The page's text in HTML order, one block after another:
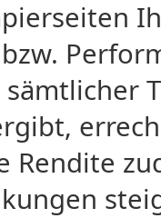
Rendite